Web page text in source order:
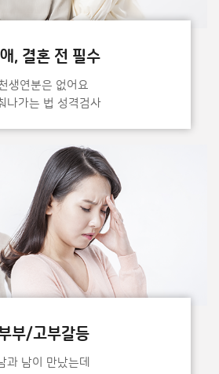
, 결혼 전 필수
생연분은 없어요
나가는 법 성격검사
부/고부갈등
과 남이 만났는데